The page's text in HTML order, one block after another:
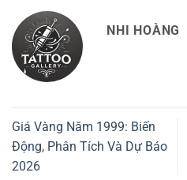
NHI HOÀNG
Giá Vàng Năm 1999: Biến
Động, Phân Tích Và Dự Báo
2026